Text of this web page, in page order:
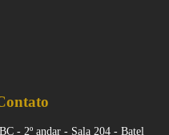
- 2º andar - Sala 204 - Batel